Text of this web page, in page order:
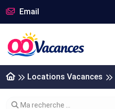
Email
Locations Vacances
Modifier votre recherche
Ma recherche ...